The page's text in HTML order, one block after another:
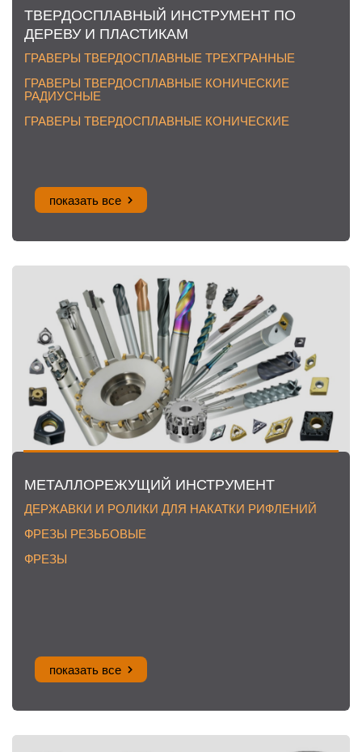
ТВЕРДОСПЛАВНЫЙ ИНСТРУМЕНТ ПО
ДЕРЕВУ И ПЛАСТИКАМ
ГРАВЕРЫ ТВЕРДОСПЛАВНЫЕ ТРЕХГРАННЫЕ
ГРАВЕРЫ ТВЕРДОСПЛАВНЫЕ КОНИЧЕСКИЕ
РАДИУСНЫЕ
ГРАВЕРЫ ТВЕРДОСПЛАВНЫЕ КОНИЧЕСКИЕ
показать все
МЕТАЛЛОРЕЖУЩИЙ ИНСТРУМЕНТ
ДЕРЖАВКИ И РОЛИКИ ДЛЯ НАКАТКИ РИФЛЕНИЙ
ФРЕЗЫ РЕЗЬБОВЫЕ
ФРЕЗЫ
показать все